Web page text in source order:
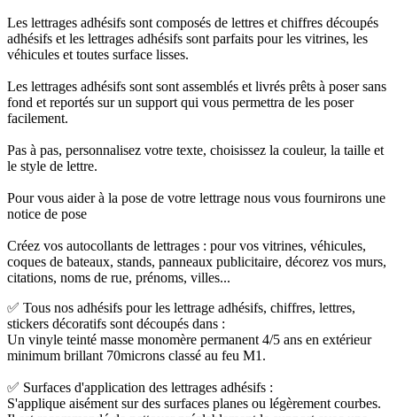
Les lettrages adhésifs sont composés de lettres et chiffres découpés
adhésifs et les lettrages adhésifs sont parfaits pour les vitrines, les
véhicules et toutes surface lisses.
Les lettrages adhésifs sont sont assemblés et livrés prêts à poser sans
fond et reportés sur un support qui vous permettra de les poser
facilement.
Pas à pas, personnalisez votre texte, choisissez la couleur, la taille et
le style de lettre.
Pour vous aider à la pose de votre lettrage nous vous fournirons une
notice de pose
Créez vos autocollants de lettrages : pour vos vitrines, véhicules,
coques de bateaux, stands, panneaux publicitaire, décorez vos murs,
citations, noms de rue, prénoms, villes...
✅ Tous nos adhésifs pour les lettrage adhésifs, chiffres, lettres,
stickers décoratifs sont découpés dans :
Un vinyle teinté masse monomère permanent 4/5 ans en extérieur
minimum brillant 70microns classé au feu M1.
✅ Surfaces d'application des lettrages adhésifs :
S'applique aisément sur des surfaces planes ou légèrement courbes.